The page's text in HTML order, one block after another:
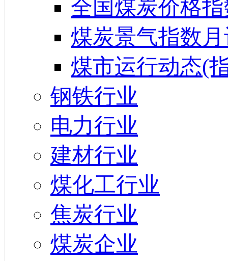
全国煤炭价格
煤炭景气指数
煤市运行动态(
钢铁行业
电力行业
建材行业
煤化工行业
焦炭行业
煤炭企业